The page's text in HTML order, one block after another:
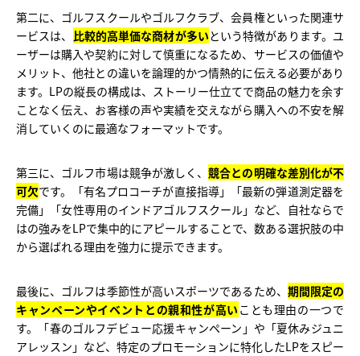
第二に、ゴルフスクールやゴルフクラブ、会員権といった関連サ
ービスは、 比較的高単価な商材が多いという特徴があります。ユ
ーザーは購入や契約に対して慎重になるため、サービスの価値や
メリット、他社との違いを論理的かつ情熱的に伝える必要があり
ます。LPの縦長の構成は、ストーリー仕立てで商品の魅力を余す
ことなく伝え、お客様の声や実績を交えながら購入への不安を解
消していくのに最適なフォーマットです。
第三に、ゴルフ市場は競争が激しく、競合との明確な差別化が不
可欠です。「有名プロコーチが直接指導」「最新の弾道測定器を
完備」「女性専用のインドアゴルフスクール」など、自社ならで
はの強みをLPで集中的にアピールすることで、数ある選択肢の中
から選ばれる理由を強力に提示できます。
最後に、ゴルフは季節性が高いスポーツであるため、 期間限定の
キャンペーンやイベントとの親和性が高い ことも理由の一つで
す。「春のゴルフデビュー応援キャンペーン」や「夏休みジュニ
アレッスン」など、特定のプロモーションに特化したLPをスピー